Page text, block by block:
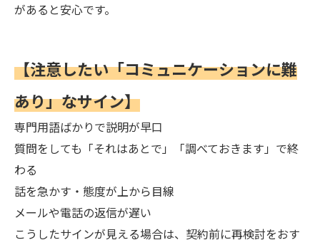
があると安心です。
【注意したい「コミュニケーションに難
あり」なサイン】
専門用語ばかりで説明が早口
質問をしても「それはあとで」「調べておきます」で終
わる
話を急かす・態度が上から目線
メールや電話の返信が遅い
こうしたサインが見える場合は、契約前に再検討をおす